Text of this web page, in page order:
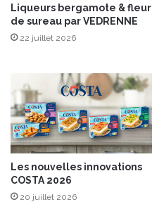
o
i
s
Liqueurs bergamote & fleur
de sureau par VEDRENNE
22 juillet 2026
Les nouvelles innovations
COSTA 2026
20 juillet 2026